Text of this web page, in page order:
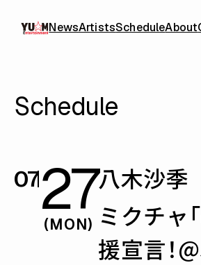
NewsArtistsScheduleAbout
Schedule
0727
(MON)
八木沙季
ミクチャ
援宣言！